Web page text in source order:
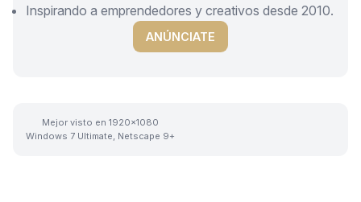
Inspirando a emprendedores y creativos desde 2010.
ANÚNCIATE
Mejor visto en 1920x1080
Windows 7 Ultimate, Netscape 9+